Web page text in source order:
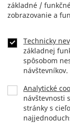
Footer
menu
základné /
zobrazovanie a
Technicky
základnej
spôsobom
návštevníkov.
Analytické
návštevnosti
stránky s